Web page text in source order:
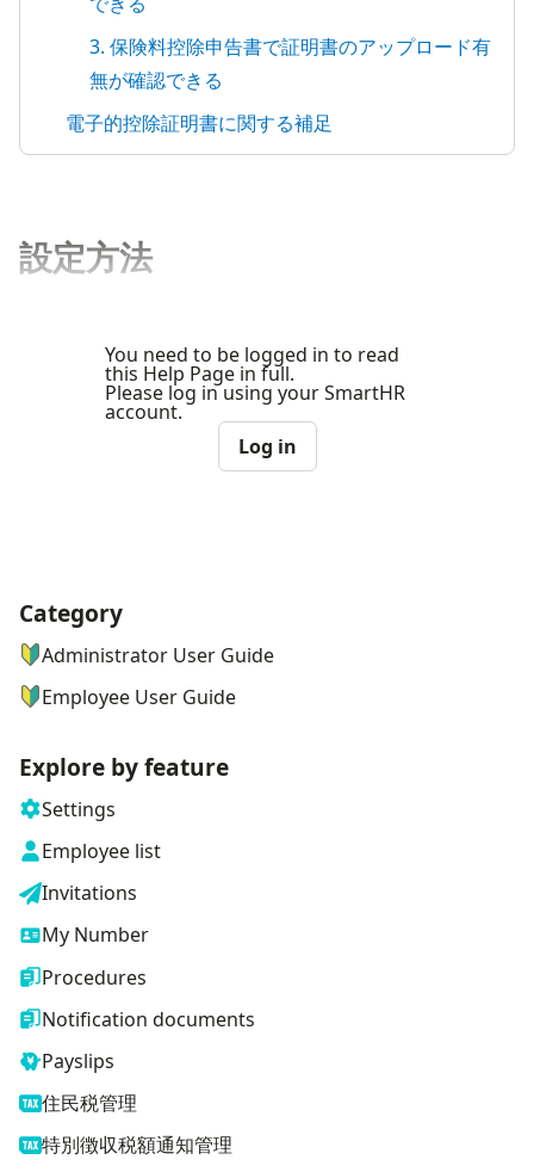
3. 保険料控除申告書で証明書のアップロード有
無が確認できる
電子的控除証明書に関する補足
設定方法
You need to be logged in to read
this Help Page in full.
Please log in using your SmartHR
account.
Log in
ナビゲーションメニュー
Category
Administrator User Guide
Employee User Guide
Explore by feature
Settings
Employee list
Invitations
My Number
Procedures
Notification documents
Payslips
住民税管理
特別徴収税額通知管理